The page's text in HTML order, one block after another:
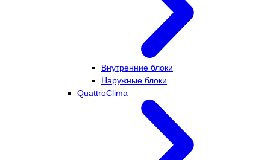
Внутренние блоки
Наружные блоки
QuattroClima